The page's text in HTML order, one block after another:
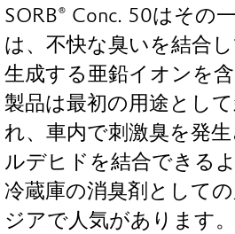
SORB® Conc. 50はその
は、不快な臭いを結合
生成する亜鉛イオンを
製品は最初の用途とし
れ、車内で刺激臭を発
ルデヒドを結合できる
冷蔵庫の消臭剤として
ジアで人気があります